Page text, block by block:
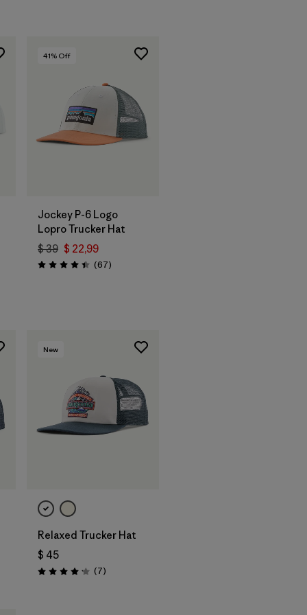
41% Off
Jockey P-6 Logo
Lopro Trucker Hat
$ 39 $ 22,99
Valoración: 4.4 / 5
(67Comentarios
)
New
Relaxed Trucker Hat
$ 45
Valoración: 4.1 / 5
(7Comentarios
)